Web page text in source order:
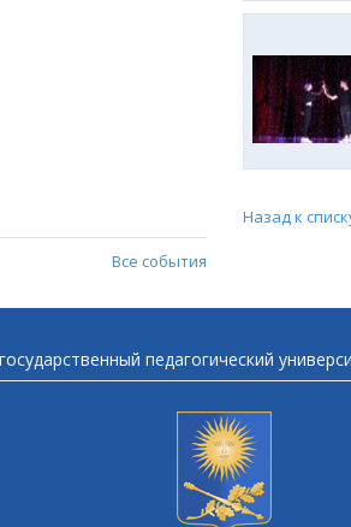
Все события
Назад к
педагогический